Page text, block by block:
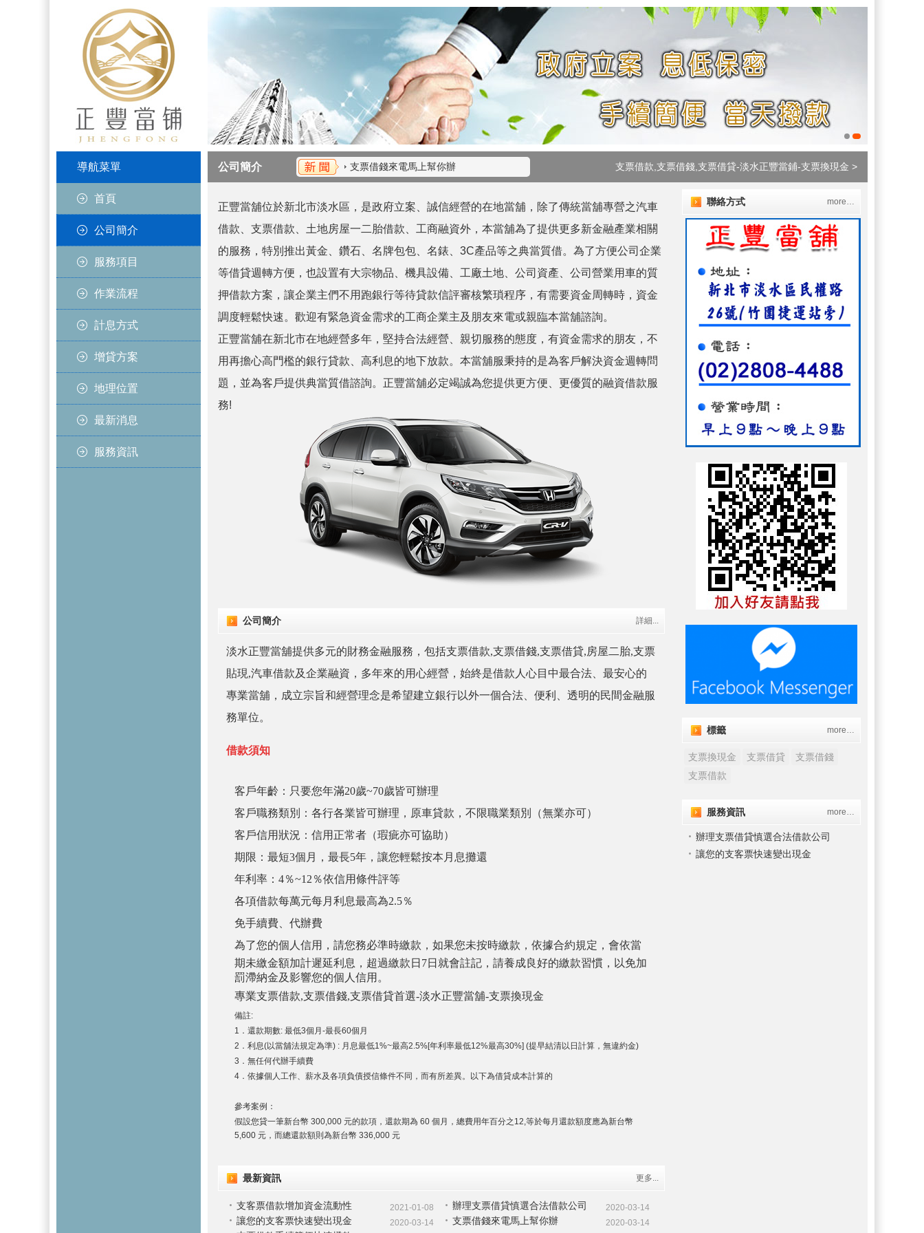
導航菜單
首頁
公司簡介
服務項目
作業流程
計息方式
增貸方案
地理位置
最新消息
服務資訊
公司簡介
支客票借款增加資金流動性
支票借錢來電馬上幫你辦
支客票借款增加資金流動性
支票借錢來電馬上幫你辦
支票借款手續簡便快速撥款
支票借款,支票借錢,支票借貸-淡水正豐當鋪-支票換現金 >
正豐當舖位於新北市淡水區，是政府立案、誠信經營的在地當舖，除了傳統當舖專營之汽車
借款、支票借款、土地房屋一二胎借款、工商融資外，本當舖為了提供更多新金融產業相關
的服務，特別推出黃金、鑽石、名牌包包、名錶、3C產品等之典當質借。為了方便公司企業
等借貸週轉方便，也設置有大宗物品、機具設備、工廠土地、公司資產、公司營業用車的質
押借款方案，讓企業主們不用跑銀行等待貸款信評審核繁瑣程序，有需要資金周轉時，資金
調度輕鬆快速。歡迎有緊急資金需求的工商企業主及朋友來電或親臨本當舖諮詢。
正豐當舖在新北市在地經營多年，堅持合法經營、親切服務的態度，有資金需求的朋友，不
用再擔心高門檻的銀行貸款、高利息的地下放款。本當舖服秉持的是為客戶解決資金週轉問
題，並為客戶提供典當質借諮詢。正豐當舖必定竭誠為您提供更方便、更優質的融資借款服
務!
公司簡介 詳細...
淡水正豐當舖提供多元的財務金融服務，包括支票借款,支票借錢,支票借貸,房屋二胎,支票
貼現,汽車借款及企業融資，多年來的用心經營，始終是借款人心目中最合法、最安心的
專業當舖，成立宗旨和經營理念是希望建立銀行以外一個合法、便利、透明的民間金融服
務單位。
借款須知
客戶年齡：只要您年滿20歲~70歲皆可辦理
客戶職務類別：各行各業皆可辦理，原車貸款，不限職業類別（無業亦可）
客戶信用狀況：信用正常者（瑕疵亦可協助）
期限：最短3個月，最長5年，讓您輕鬆按本月息攤還
年利率：4％~12％依信用條件評等
各項借款每萬元每月利息最高為2.5％
免手續費、代辦費
為了您的個人信用，請您務必準時繳款，如果您未按時繳款，依據合約規定，會依當
期未繳金額加計遲延利息，超過繳款日7日就會註記，請養成良好的繳款習慣，以免加
罰滯納金及影響您的個人信用。
專業支票借款,支票借錢,支票借貸首選-淡水正豐當舖-支票換現金
備註:
1．還款期數: 最低3個月-最長60個月
2．利息(以當舖法規定為準) : 月息最低1%~最高2.5%[年利率最低12%最高30%] (提早結清以日計算，無違約金)
3．無任何代辦手續費
4．依據個人工作、薪水及各項負債授信條件不同，而有所差異。以下為借貸成本計算的
參考案例：
假設您貸一筆新台幣 300,000 元的款項，還款期為 60 個月，總費用年百分之12,等於每月還款額度應為新台幣
5,600 元，而總還款額則為新台幣 336,000 元
最新資訊 更多...
支客票借款增加資金流動性 2021-01-08 辦理支票借貸慎選合法借款公司 2020-03-14
讓您的支客票快速變出現金 2020-03-14 支票借錢來電馬上幫你辦 2020-03-14
聯絡方式 more…
標籤 more…
支票換現金 支票借貸
支票借錢
支票借款
服務資訊 more…
辦理支票借貸慎選合法借款公司
讓您的支客票快速變出現金